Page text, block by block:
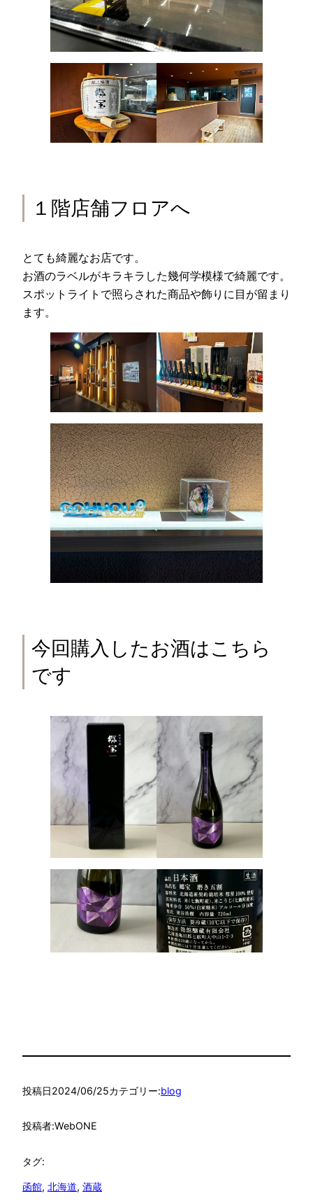
１階店舗フロアへ
とても綺麗なお店です。
お酒のラベルがキラキラした幾何学模様で綺麗です。
スポットライトで照らされた商品や飾りに目が留まり
ます。
今回購入したお酒はこちら
です
投稿日2024/06/25カテゴリー:blog
投稿者:WebONE
タグ:
函館, 北海道, 酒蔵